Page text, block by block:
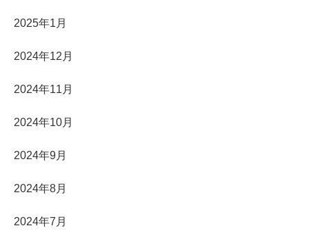
2025年1月
2024年12月
2024年11月
2024年10月
2024年9月
2024年8月
2024年7月